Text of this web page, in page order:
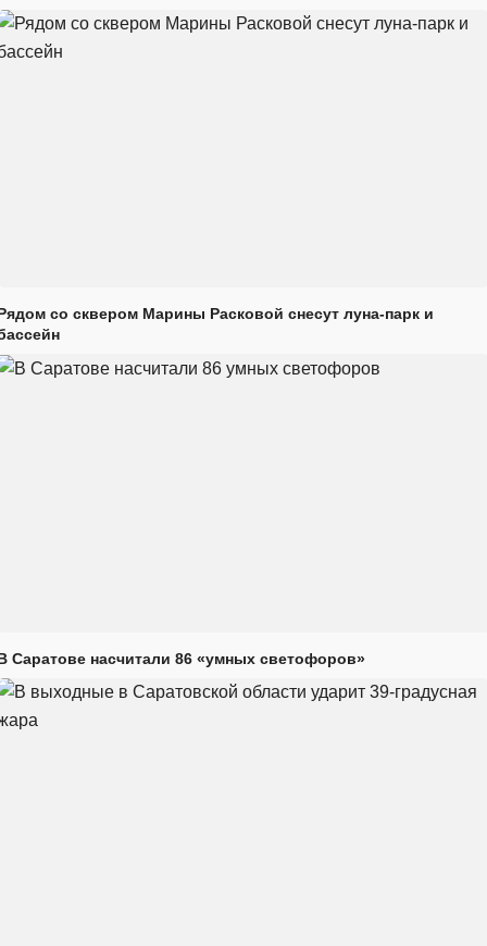
со сквером Марины Расковой снесут луна-парк и
Саратове насчитали 86 «умных светофоров»